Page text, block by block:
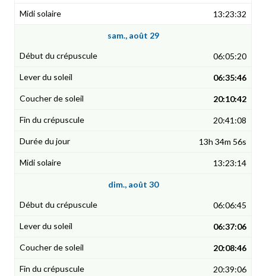
13:23:32
sam., août 29
06:05:20
06:35:46
20:10:42
20:41:08
13h 34m 56s
13:23:14
dim., août 30
06:06:45
06:37:06
20:08:46
20:39:06